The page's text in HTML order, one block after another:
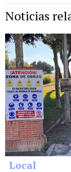
Noticias
Local